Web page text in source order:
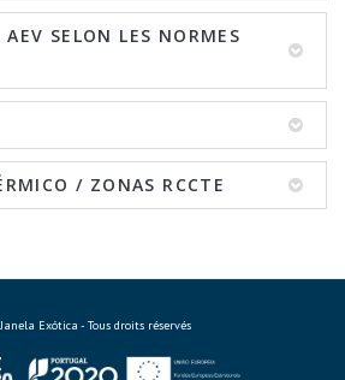
AEV SELON LES NORMES
/ ZONAS RCCTE
Exótica - Tous droits réservés